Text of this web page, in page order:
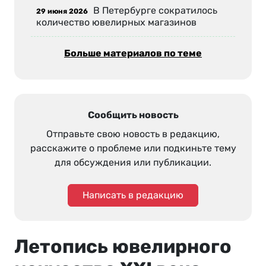
29 июня 2026 В Петербурге сократилось
количество ювелирных магазинов
Больше материалов по теме
Сообщить новость
Отправьте свою новость в редакцию,
расскажите о проблеме или подкиньте тему
для обсуждения или публикации.
Написать в редакцию
Летопись ювелирного